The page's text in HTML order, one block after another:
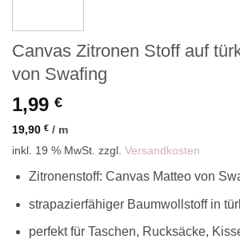
Canvas Zitronen Stoff auf
von Swafing
1,99 €
19,90 € / m
inkl. 19 % MwSt. zzgl. Versandkosten
Zitronenstoff: Canvas Matteo von
strapazierfähiger Baumwollstoff in
perfekt für Taschen, Rucksäcke,